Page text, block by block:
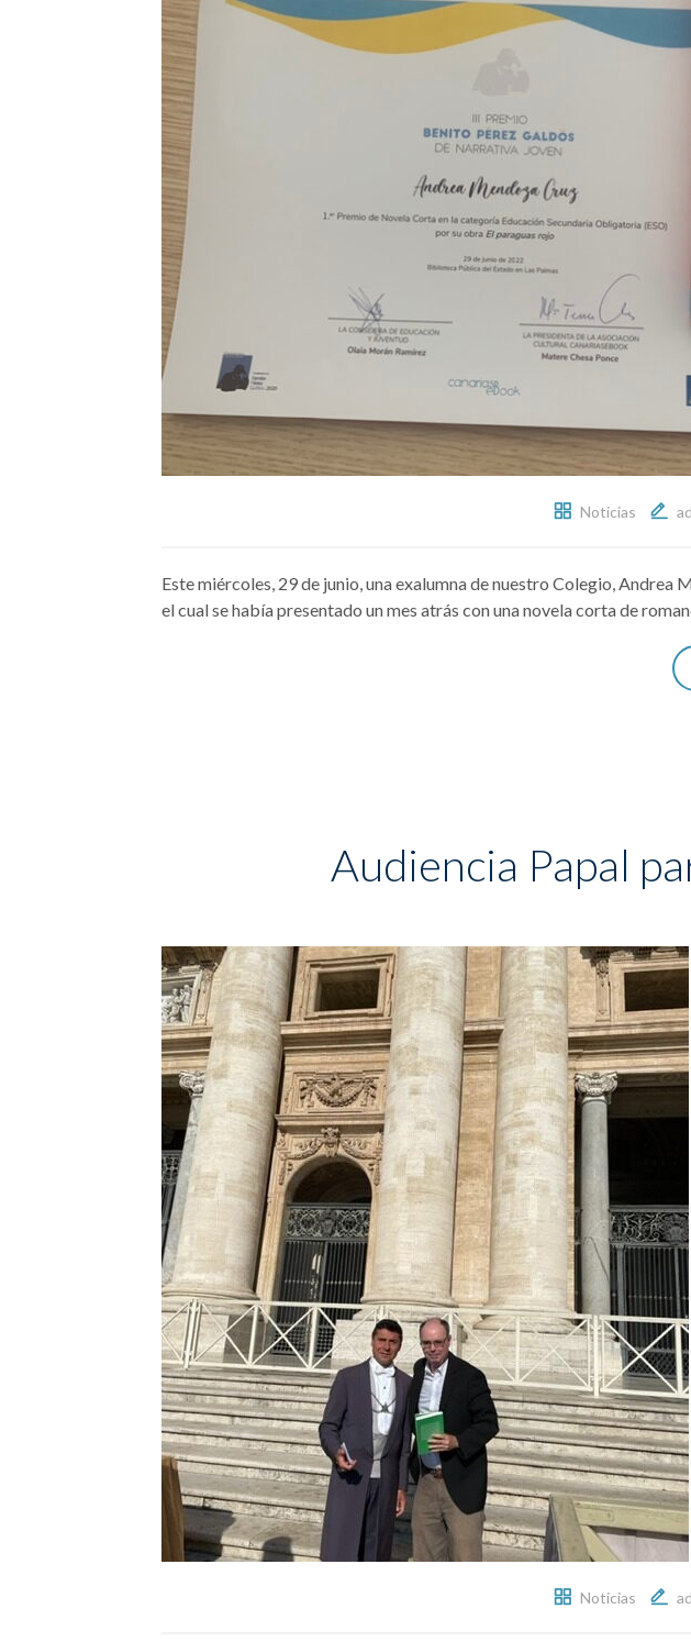
Noticias
Este miércoles, 29 de junio, una exalumna de nuestro Colegio,
el cual se había presentado un mes atrás con una novela corta de
Audiencia Papal
Noticias